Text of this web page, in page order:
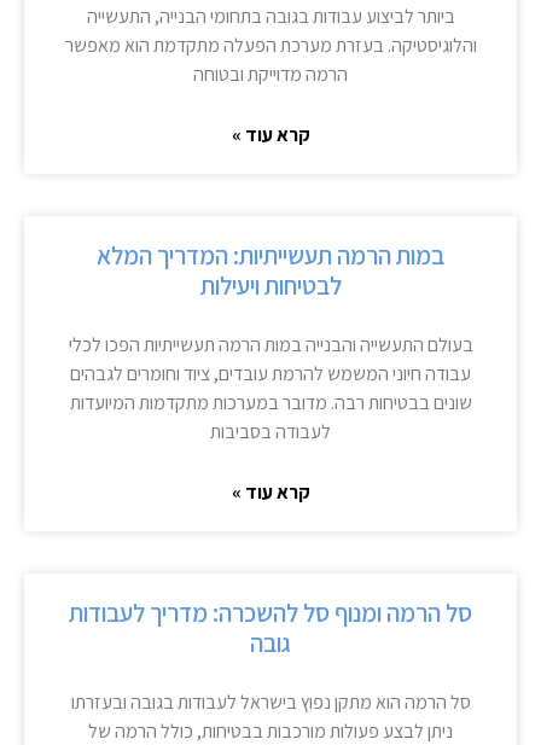
ביותר לביצוע עבודות בגובה בתחומי הבנייה, התעשייה
והלוגיסטיקה. בעזרת מערכת הפעלה מתקדמת הוא מאפשר
הרמה מדוייקת ובטוחה
קרא עוד »
במות הרמה תעשייתיות: המדריך המלא
לבטיחות ויעילות
בעולם התעשייה והבנייה במות הרמה תעשייתיות הפכו לכלי
עבודה חיוני המשמש להרמת עובדים, ציוד וחומרים לגבהים
שונים בבטיחות רבה. מדובר במערכות מתקדמות המיועדות
לעבודה בסביבות
קרא עוד »
סל הרמה ומנוף סל להשכרה: מדריך לעבודות
גובה
סל הרמה הוא מתקן נפוץ בישראל לעבודות בגובה ובעזרתו
ניתן לבצע פעולות מורכבות בבטיחות, כולל הרמה של